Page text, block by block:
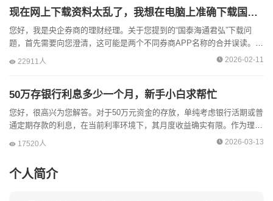
现在网上下载资料太乱了，我想在电脑上准确下载国泰海通君弘如何下载，如何操作，有谁知道告知一下?
您好，我是央企券商的理财经理。关于您提到的“国泰海通君弘”下载问
题，首先需要向您澄清，这可能是两个不同券商APP名称的合并误读。
“国泰君安”和“海通证券”是两家独立的证券公司，它们分别...
22911人 2026-02-11
50万存银行利息多少一个月，新手小白求帮忙
您好，很高兴为您解答。对于50万元资金的存放，单纯考虑银行活期或普
通定期存款的利息，在当前利率环境下，其月度收益确实有限。作为理财
经理，我建议您可以将这笔资金进行更合理的规划，以实现更...
17520人 2026-03-13
个人简介